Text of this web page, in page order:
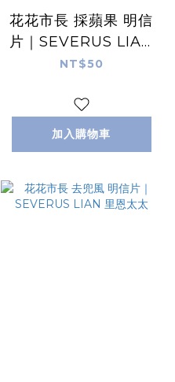
花花市長 採蘋果 明信
片｜SEVERUS LIAN
里恩太太
NT$50
加入購物車